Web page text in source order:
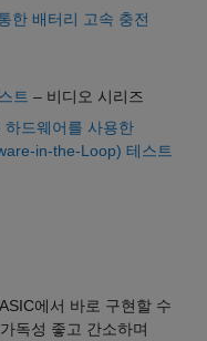
한 배터리 고속 충전
트 – 비디오 시리즈
드웨어를 사용한
in-the-Loop) 테스트
에서 바로 구현할 수
독성 좋고 간소하며